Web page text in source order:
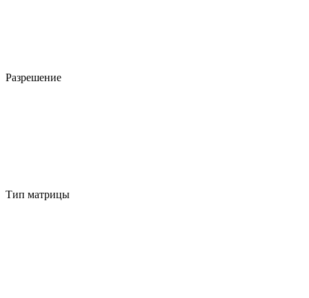
Разрешение
Тип матрицы